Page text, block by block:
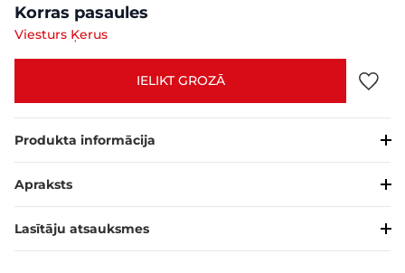
Korras pasaules
Viesturs Ķerus
IELIKT GROZĀ
Produkta informācija
Apraksts
Lasītāju atsauksmes